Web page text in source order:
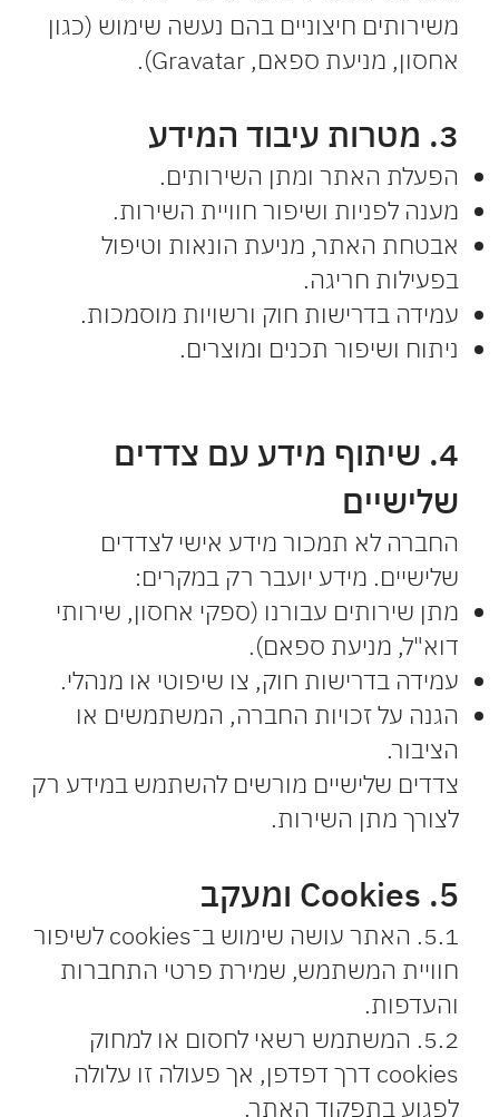
משירותים חיצוניים בהם נעשה שימוש (כגון
אחסון, מניעת ספאם, Gravatar).
3. מטרות עיבוד המידע
הפעלת האתר ומתן השירותים.
מענה לפניות ושיפור חוויית השירות.
אבטחת האתר, מניעת הונאות וטיפול
בפעילות חריגה.
עמידה בדרישות חוק ורשויות מוסמכות.
ניתוח ושיפור תכנים ומוצרים.
4. שיתוף מידע עם צדדים
שלישיים
החברה לא תמכור מידע אישי לצדדים
שלישיים. מידע יועבר רק במקרים:
מתן שירותים עבורנו (ספקי אחסון, שירותי
דוא"ל, מניעת ספאם).
עמידה בדרישות חוק, צו שיפוטי או מנהלי.
הגנה על זכויות החברה, המשתמשים או
הציבור.
צדדים שלישיים מורשים להשתמש במידע רק
לצורך מתן השירות.
5. Cookies ומעקב
5.1. האתר עושה שימוש ב־cookies לשיפור
חוויית המשתמש, שמירת פרטי התחברות
והעדפות.
5.2. המשתמש רשאי לחסום או למחוק
cookies דרך דפדפן, אך פעולה זו עלולה
לפגוע בתפקוד האתר.